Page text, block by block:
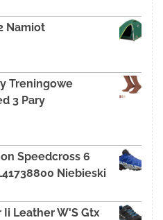
Namiot
Treningowe
3 Pary
Speedcross 6
Niebieski
Ii Leather W'S Gtx